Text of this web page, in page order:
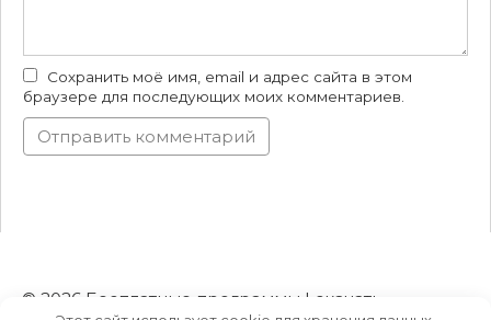
Сохранить моё имя, email и адрес сайта в этом
браузере для последующих моих комментариев.
© 2026 Бесплатные программы | скачать